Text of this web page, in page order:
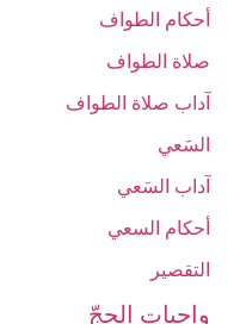
أحكام الطواف‏
صلاة الطواف‏
آداب صلاة الطواف‏
السَعي‏
آداب السَعي‏
أحكام السعي‏
التقصير
واجبات الحجّ‏